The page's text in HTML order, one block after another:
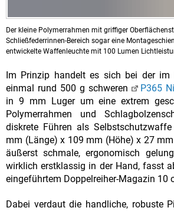
Der kleine Polymerrahmen mit griffiger
Schließfederrinnen-Bereich sogar eine
entwickelte Waffenleuchte mit 100 Lumen
Im Prinzip handelt es sich bei der im
einmal rund 500 g schweren
P365
in 9 mm Luger um eine extrem
Polymerrahmen und
diskrete Führen als
mm (Länge) x 109 mm (Höhe) x 27
äußerst schmale, ergonomisch
wirklich erstklassig in der Hand, fasst
eingeführtem Doppelreiher-Magazin 10
Dabei verdaut die handliche, robuste